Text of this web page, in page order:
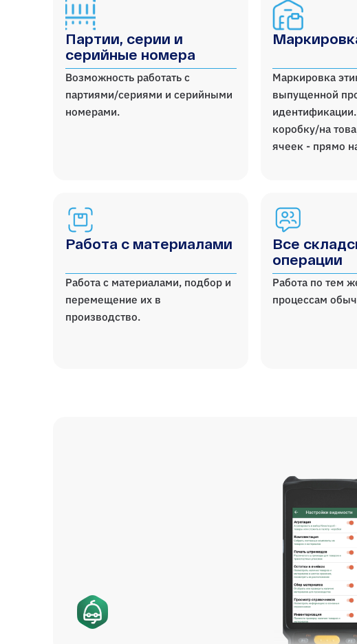
Партии, серии и
серийные номера
Возможность работать с
партиями/сериями и серийными
номерами.
Маркировка
выпущенной
коробку/на
ячеек - прямо
Работа с материалами
Работа с материалами, подбор и
перемещение их в
производство.
Все
операции
Работа по тем
процессам